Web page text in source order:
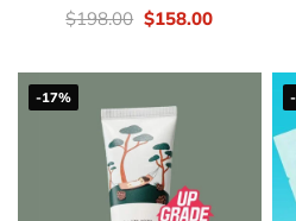
價
$198.00 Original
$198.00.
$158.00Current
$158.00.
-17%